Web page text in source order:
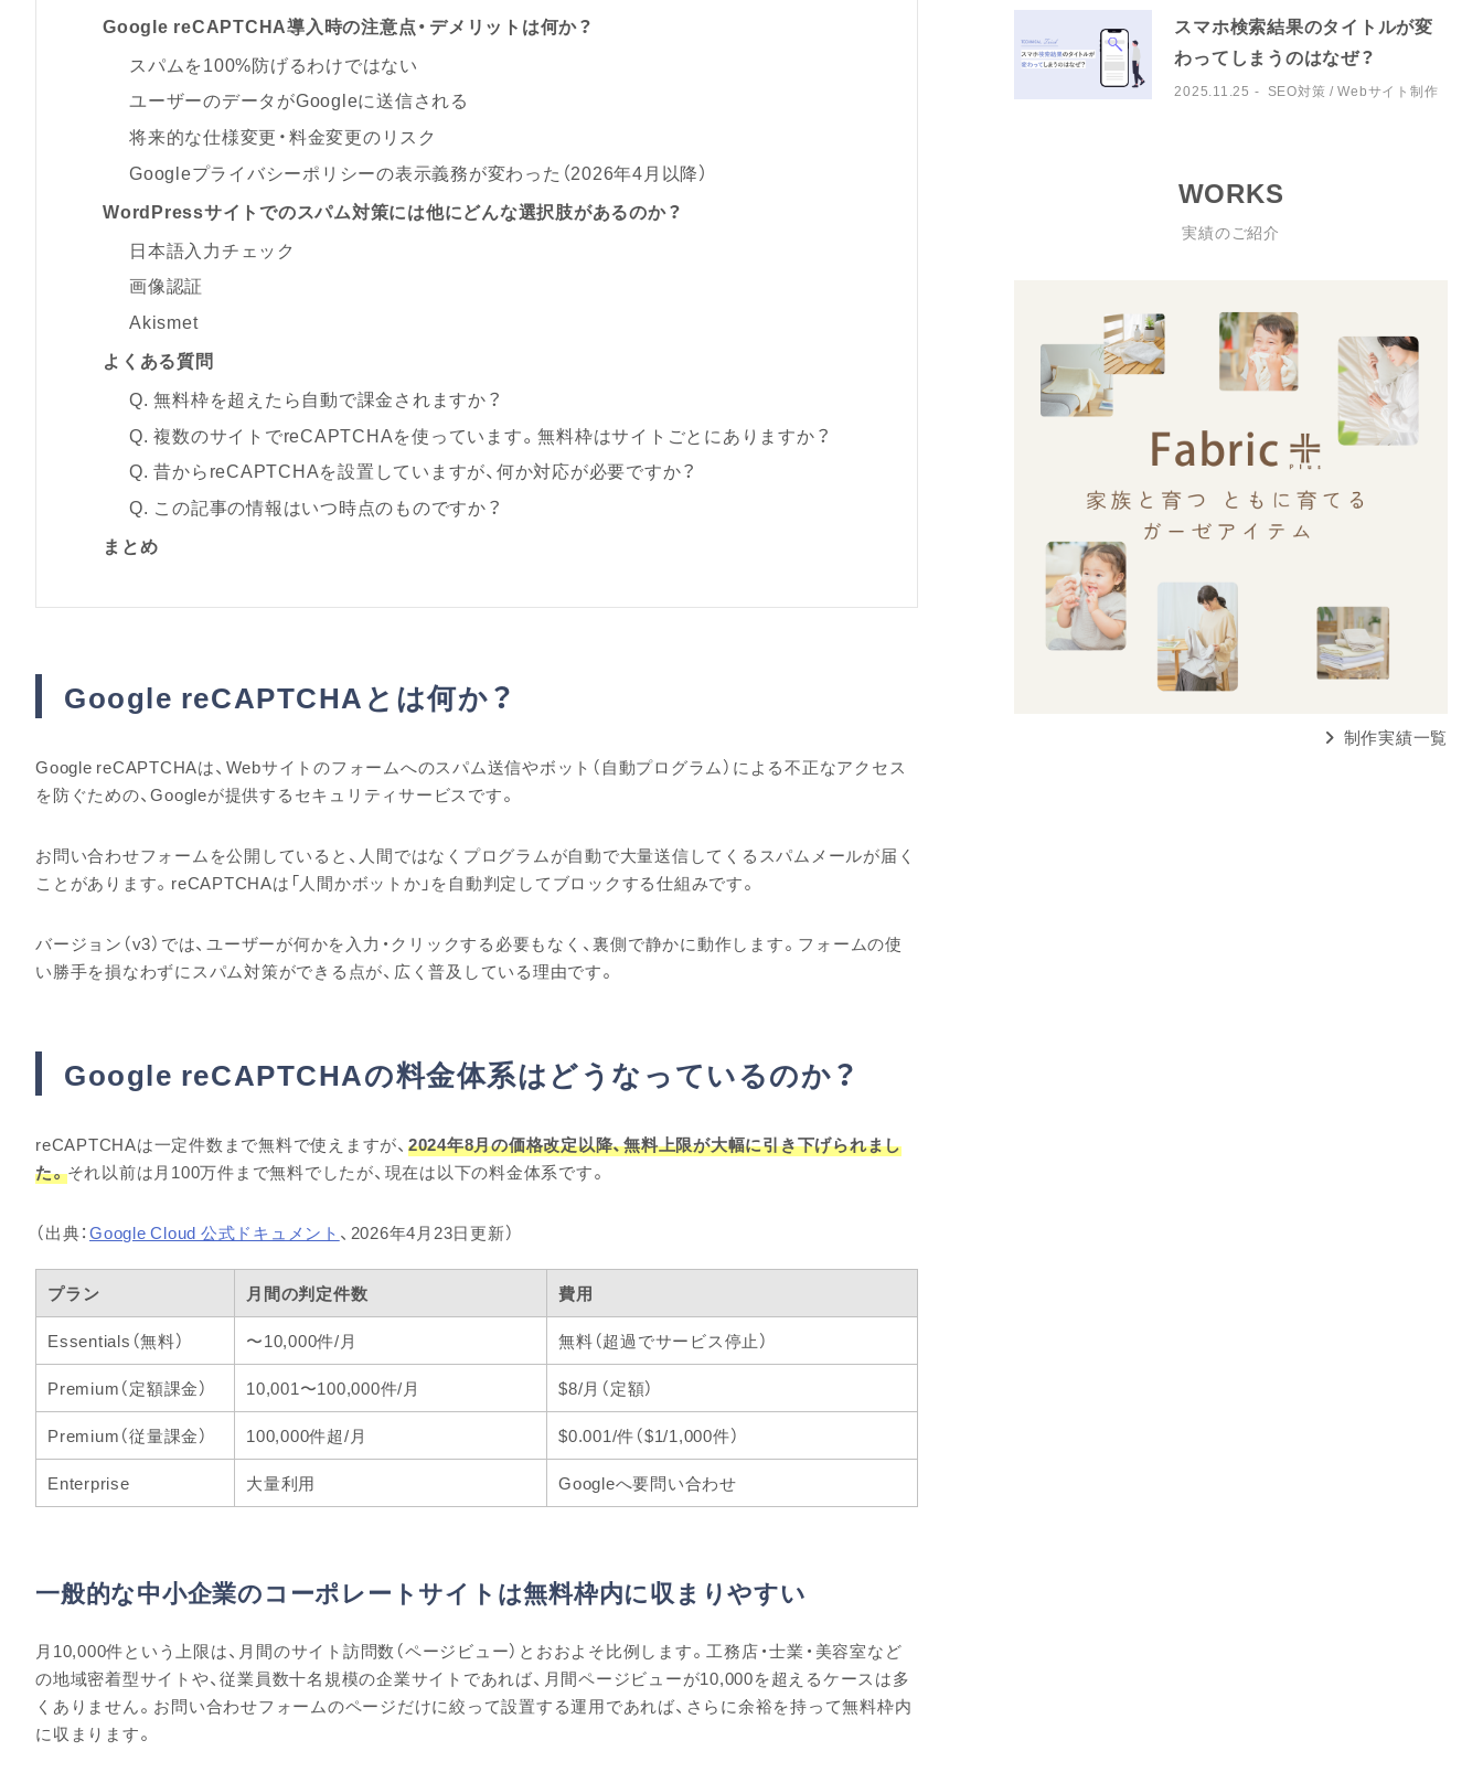
Google reCAPTCHA導入時の注意点・デメリットは何か？
スパムを100%防げるわけではない
ユーザーのデータがGoogleに送信される
将来的な仕様変更・料金変更のリスク
Googleプライバシーポリシーの表示義務が変わった（2026年4月以降）
WordPressサイトでのスパム対策には他にどんな選択肢があるのか？
日本語入力チェック
画像認証
Akismet
よくある質問
Q. 無料枠を超えたら自動で課金されますか？
Q. 複数のサイトでreCAPTCHAを使っています。無料枠はサイトごとにありますか？
Q. 昔からreCAPTCHAを設置していますが、何か対応が必要ですか？
Q. この記事の情報はいつ時点のものですか？
まとめ
Google reCAPTCHAとは何か？
Google reCAPTCHAは、Webサイトのフォームへのスパム送信やボット（自動プログラム）による不正なアクセス
を防ぐための、Googleが提供するセキュリティサービスです。
お問い合わせフォームを公開していると、人間ではなくプログラムが自動で大量送信してくるスパムメールが届く
ことがあります。reCAPTCHAは「人間かボットか」を自動判定してブロックする仕組みです。
バージョン（v3）では、ユーザーが何かを入力・クリックする必要もなく、裏側で静かに動作します。フォームの使
い勝手を損なわずにスパム対策ができる点が、広く普及している理由です。
Google reCAPTCHAの料金体系はどうなっているのか？
reCAPTCHAは一定件数まで無料で使えますが、 2024年8月の価格改定以降、無料上限が大幅に引き下げられまし
た。それ以前は月100万件まで無料でしたが、現在は以下の料金体系です。
（出典：Google Cloud 公式ドキュメント 、2026年4月23日更新）
プラン 月間の判定件数
費用
Essentials（無料）
〜10,000件/月
無料（超過でサービス停止）
Premium（定額課金）
10,001〜100,000件/月
$8/月（定額）
Premium（従量課金）
100,000件超/月
$0.001/件（$1/1,000件）
Enterprise
大量利用 Googleへ要問い合わせ
一般的な中小企業のコーポレートサイトは無料枠内に収まりやすい
月10,000件という上限は、月間のサイト訪問数（ページビュー）とおおよそ比例します。工務店・士業・美容室など
の地域密着型サイトや、従業員数十名規模の企業サイトであれば、月間ページビューが10,000を超えるケースは多
くありません。お問い合わせフォームのページだけに絞って設置する運用であれば、さらに余裕を持って無料枠内
に収まります。
スマホ検索結果のタイトルが変
わってしまうのはなぜ？
2025.11.25 SEO対策 Webサイト制作
WORKS
実績のご紹介
制作実績一覧